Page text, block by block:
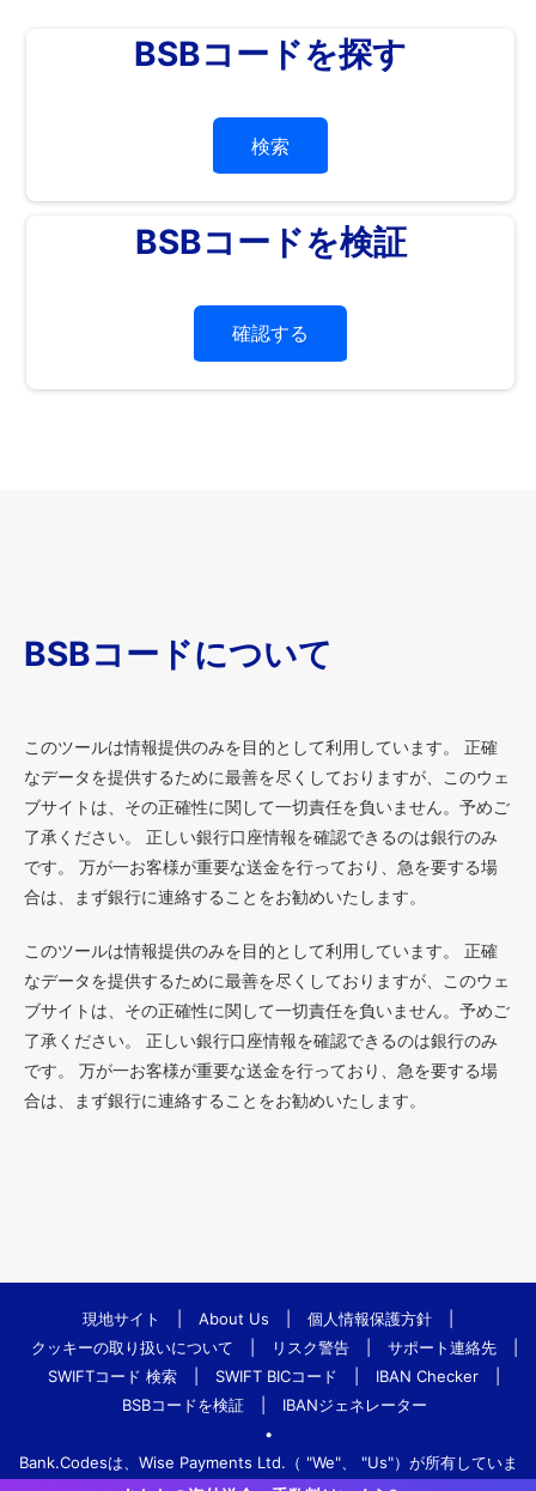
BSBコードを探す
検索
BSBコードを検証
確認する
BSBコードについて
このツールは情報提供のみを目的として利用しています。 正確
なデータを提供するために最善を尽くしておりますが、このウェ
ブサイトは、その正確性に関して一切責任を負いません。予めご
了承ください。 正しい銀行口座情報を確認できるのは銀行のみ
です。 万が一お客様が重要な送金を行っており、急を要する場
合は、まず銀行に連絡することをお勧めいたします。
このツールは情報提供のみを目的として利用しています。 正確
なデータを提供するために最善を尽くしておりますが、このウェ
ブサイトは、その正確性に関して一切責任を負いません。予めご
了承ください。 正しい銀行口座情報を確認できるのは銀行のみ
です。 万が一お客様が重要な送金を行っており、急を要する場
合は、まず銀行に連絡することをお勧めいたします。
現地サイト About Us 個人情報保護方針
クッキーの取り扱いについて
リスク警告 サポート連絡先
SWIFTコード 検索
SWIFT BICコード IBAN Checker
BSBコードを検証
IBANジェネレーター
•
Bank.Codesは、Wise Payments Ltd.（ "We"、 "Us"）が所有していま